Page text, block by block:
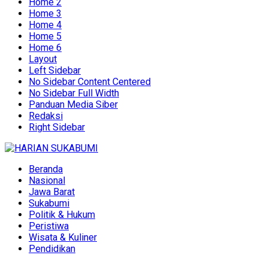
Home 3
Home 4
Home 5
Home 6
Layout
Left Sidebar
No Sidebar Content Centered
No Sidebar Full Width
Panduan Media Siber
Redaksi
Right Sidebar
Beranda
Nasional
Jawa Barat
Sukabumi
Politik & Hukum
Peristiwa
Wisata & Kuliner
Pendidikan